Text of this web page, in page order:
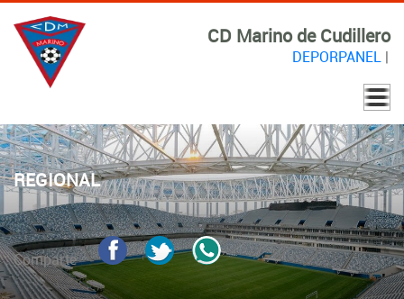
CD Marino de Cudillero
DEPORPANEL|
REGIONAL
Comparte